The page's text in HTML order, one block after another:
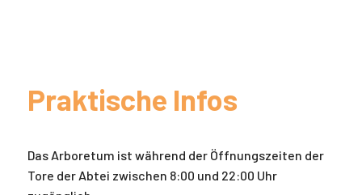
Praktische Infos
Das Arboretum ist während der Öffnungszeiten der
Tore der Abtei zwischen 8:00 und 22:00 Uhr